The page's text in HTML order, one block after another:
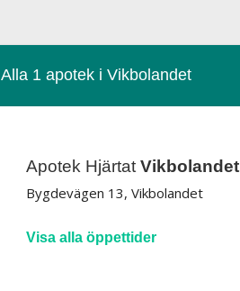
Alla 1 apotek i Vikbolandet
Apotek HjärtatVikbolandet
Bygdevägen 13, Vikbolandet
Visa alla öppettider